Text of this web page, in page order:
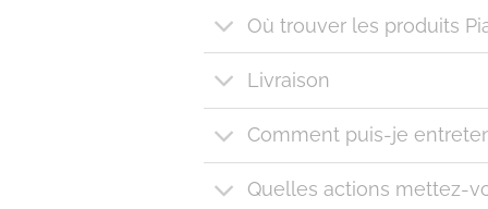
Où trouver les produits
Livraison
Comment puis-je
Quelles actions mettez-